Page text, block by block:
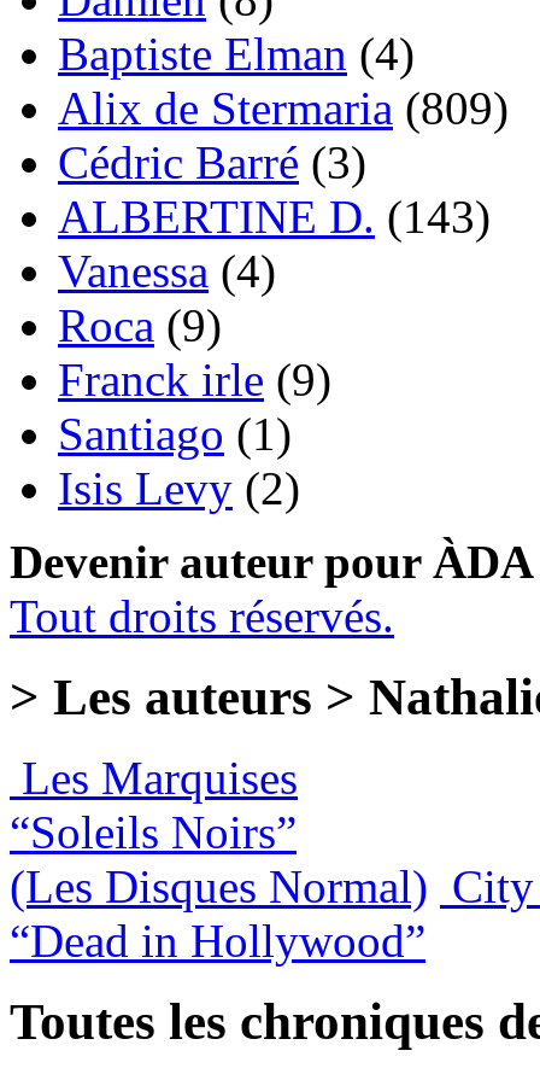
Baptiste Elman (4)
Alix de Stermaria (809)
Cédric Barré (3)
ALBERTINE D. (143)
Vanessa (4)
Roca (9)
Franck irle (9)
Santiago (1)
Isis Levy (2)
Devenir auteur pour ÀDA
Tout droits réservés.
> Les auteurs >
Les Marquises
“Soleils Noirs”
(Les Disques Normal)
“Dead in Hollywood”
Toutes les chroniques